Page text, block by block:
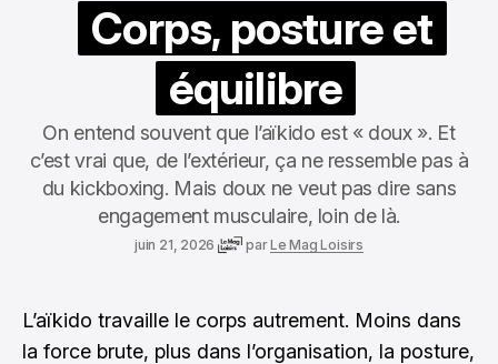
Corps, posture et
équilibre
On entend souvent que l’aïkido est « doux ». Et
c’est vrai que, de l’extérieur, ça ne ressemble pas à
du kickboxing. Mais doux ne veut pas dire sans
engagement musculaire, loin de là.
juin 21, 2026 parLe Mag Loisirs
L’aïkido travaille le corps autrement. Moins dans
la force brute, plus dans l’organisation, la posture,